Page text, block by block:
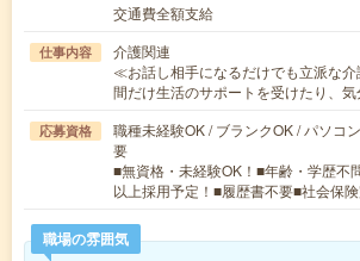
交通費全額支給
仕事内容
介護関連
≪お話し相手になるだけでも立派な
間だけ生活のサポートを受けたり、
応募資格
職種未経験OK / ブランクOK / パソコ
要
■無資格・未経験OK！■年齢・学歴不
以上採用予定！■履歴書不要■社会保
職場の雰囲気